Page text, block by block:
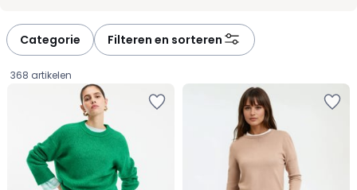
Categorie Filteren en sorteren
368 artikelen